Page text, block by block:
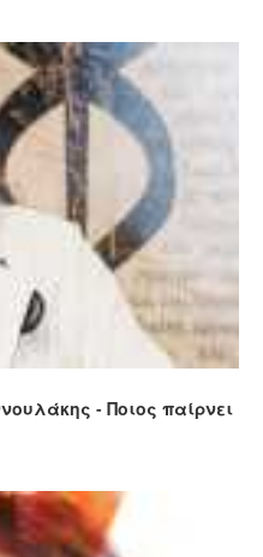
- Ποιος παίρνει